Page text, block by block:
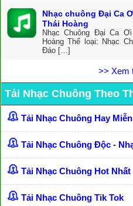
Nhạc chuông Đại Ca
Thái Hoàng
Nhạc Chuông Đại Ca
Hoàng Thể loại: Nhạc
Đáo […]
>> Xem
Tải Nhạc Chuông Theo
Tải Nhạc Chuông Hay
Tải Nhạc Chuông Độc -
Tải Nhạc Chuông Hot Nhất
Tải Nhạc Chuông Tik Tok